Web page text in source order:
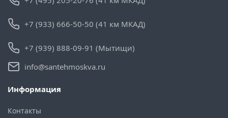
+7 (933) 666-50-50 (41 км МКАД)
+7 (939) 888-09-91 (Мытищи)
info@santehmoskva.ru
Информация
Контакты